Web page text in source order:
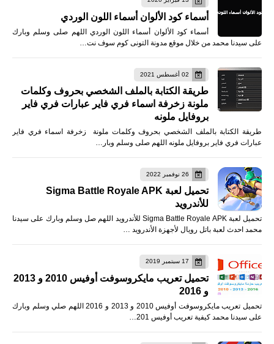
أسماء كود الألوان أسماء اللون الوردي
أسماء كود الألوان أسماء اللون الوردي اللهم صلى وسلم وبارك
على سيدنا محمد من خلال موقع مدونة التونى كوم سوف نت…
02 أغسطس 2021
طريقة الكتابة بالملف الشخصي بحروف وكلمات
ملونة زخرفة اسماء فري فاير عبارات فري فاير
بروفايل ملونه
طريقة الكتابة بالملف الشخصي بحروف وكلمات ملونة زخرفة اسماء فري فاير
عبارات فري فاير بروفايل ملونه اللهم صلى وسلم وبار…
26 نوفمبر 2022
تحميل لعبة Sigma Battle Royale APK
للأندرويد
تحميل لعبة Sigma Battle Royale APK للأندرويد اللهم صل وسلم وبارك على سيدنا
محمد احدث لعبة باتل رويال لأجهزة الأندرويد …
17 سبتمبر 2019
تحميل تعريب مايكروسوفت أوفيس 2010 و 2013
و 2016
تحميل تعريب مايكروسوفت أوفيس 2010 و 2013 و 2016 اللهم صلي وسلم وبارك
على سيدنا محمد كيفية تعريب أوفيس 201…